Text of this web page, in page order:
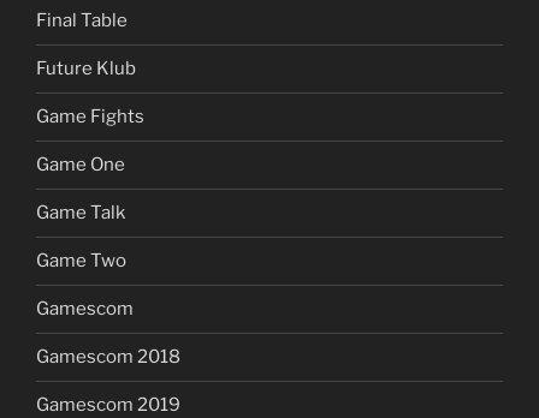
Final Table
Future Klub
Game Fights
Game One
Game Talk
Game Two
Gamescom
Gamescom 2018
Gamescom 2019